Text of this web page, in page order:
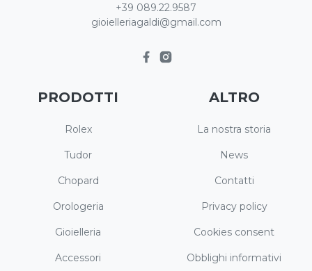
+39 089.22.9587
gioielleriagaldi@gmail.com
PRODOTTI
Rolex
Tudor
Chopard
Orologeria
Gioielleria
Accessori
ALTRO
La nostra storia
News
Contatti
Privacy policy
Cookies consent
Obblighi informativi